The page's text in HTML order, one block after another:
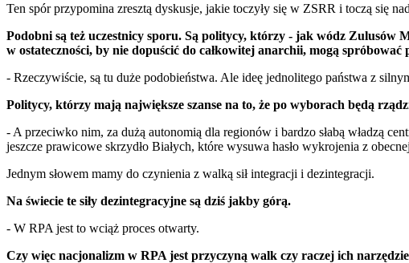
Ten spór przypomina zresztą dyskusje, jakie toczyły się w ZSRR i toczą się
Podobni są też uczestnicy sporu. Są politycy, którzy - jak wódz Zulusów
w ostateczności, by nie dopuścić do całkowitej anarchii, mogą
- Rzeczywiście, są tu duże podobieństwa. Ale ideę jednolitego państwa z
Politycy, którzy mają największe szanse na to, że po wyborach będą
- A przeciwko nim, za dużą autonomią dla regionów i bardzo słabą władzą
jeszcze prawicowe skrzydło Białych, które wysuwa hasło wykrojenia z
Jednym słowem mamy do czynienia z walką sił integracji i dezintegracji.
Na świecie te siły dezintegracyjne są dziś jakby górą.
- W RPA jest to wciąż proces otwarty.
Czy więc nacjonalizm w RPA jest przyczyną walk czy raczej ich